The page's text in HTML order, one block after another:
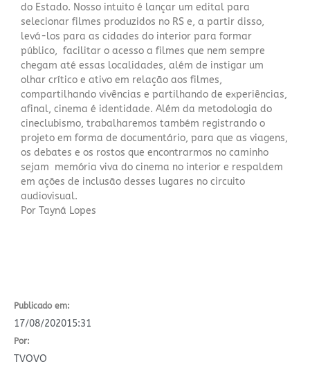
do Estado. Nosso intuito é lançar um edital para
selecionar filmes produzidos no RS e, a partir disso,
levá-los para as cidades do interior para formar
público, facilitar o acesso a filmes que nem sempre
chegam até essas localidades, além de instigar um
olhar crítico e ativo em relação aos filmes,
compartilhando vivências e partilhando de experiências,
afinal, cinema é identidade. Além da metodologia do
cineclubismo, trabalharemos também registrando o
projeto em forma de documentário, para que as viagens,
os debates e os rostos que encontrarmos no caminho
sejam memória viva do cinema no interior e respaldem
em ações de inclusão desses lugares no circuito
audiovisual.
Por Tayná Lopes
Publicado em:
17/08/202015:31
Por:
TVOVO